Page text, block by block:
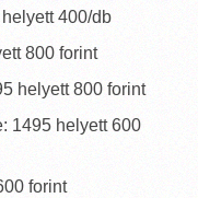
400/db
800 forint
helyett 800 forint
1495 helyett 600
forint